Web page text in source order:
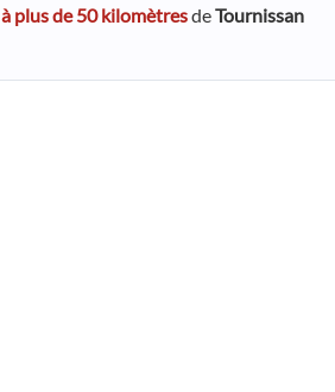
à plus de 50 kilomètresdeTournissan